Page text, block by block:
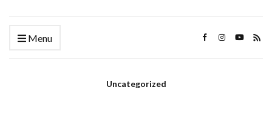
Menu
Uncategorized